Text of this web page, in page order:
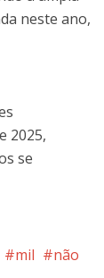
neste ano,
2025,
se
mil não